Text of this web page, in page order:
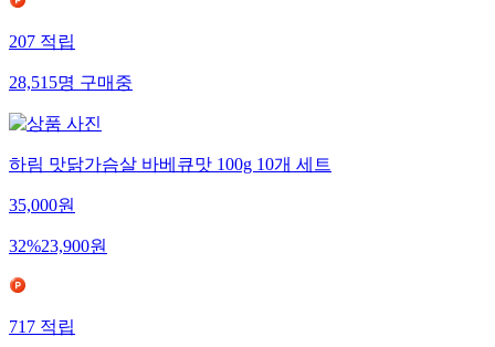
207적립
28,515명구매중
하림 맛닭가슴살 바베큐맛 100g 10개 세트
35,000원
32%23,900원
717적립